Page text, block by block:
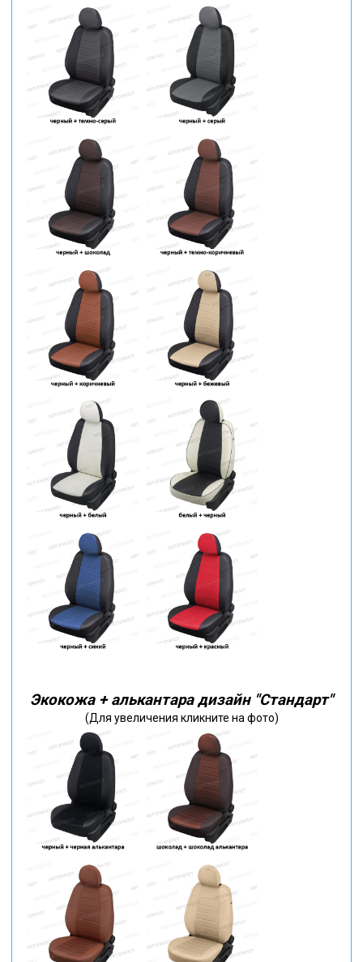
Экокожа + алькантара дизайн "Стандарт"
(Для увеличения кликните на фото)